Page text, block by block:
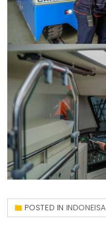
POSTED IN INDONEISA